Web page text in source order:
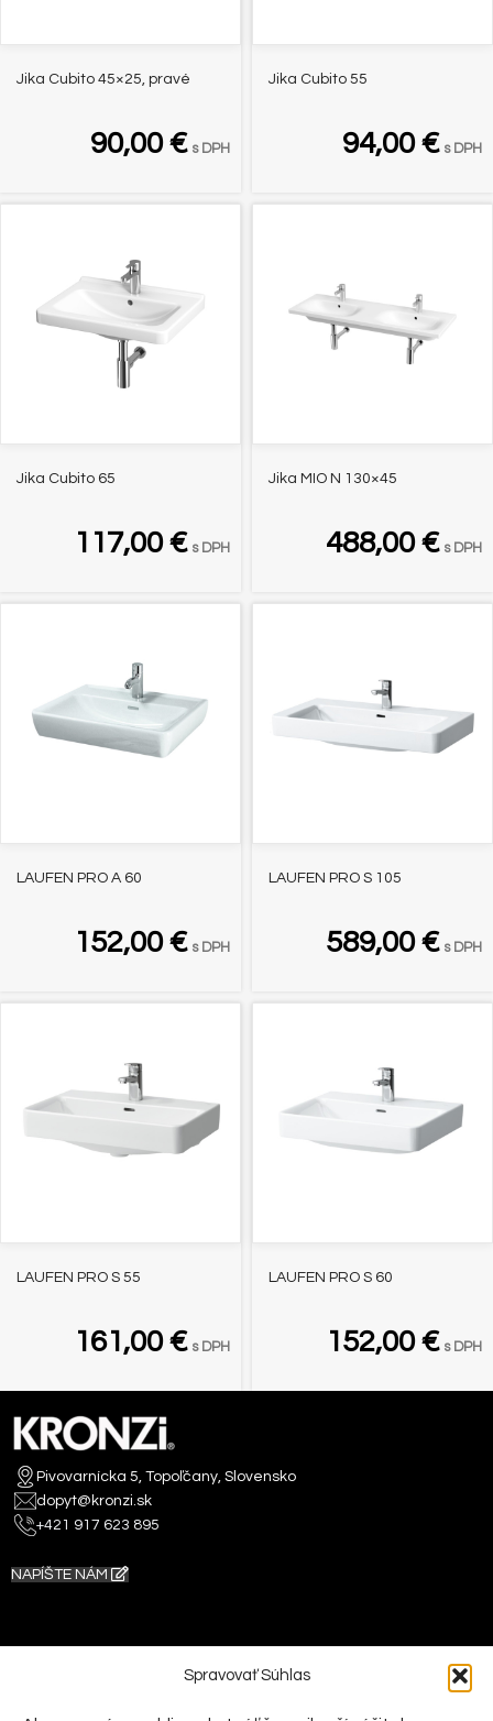
Spravovať Súhlas
Jika Cubito 45×25, pravé
90,00€ s DPH
Jika Cubito 55
94,00€ s DPH
Jika Cubito 65
117,00€ s DPH
Jika MIO N 130×45
488,00€ s DPH
LAUFEN PRO A 60
152,00€ s DPH
LAUFEN PRO S 105
589,00€ s DPH
LAUFEN PRO S 55
161,00€ s DPH
LAUFEN PRO S 60
152,00€ s DPH
Pivovarnícka 5, Topoľčany, Slovensko
dopyt@kronzi.sk
+421 917 623 895
NAPÍŠTE NÁM